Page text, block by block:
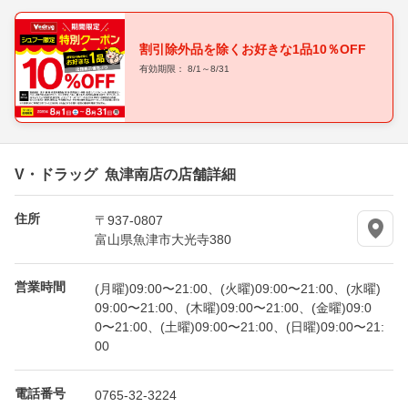
割引除外品を除くお好きな1品10％OFF
有効期限： 8/1～8/31
V・ドラッグ 魚津南店の店舗詳細
住所
〒937-0807
富山県魚津市大光寺380
営業時間
(月曜)09:00〜21:00、(火曜)09:00〜21:00、(水曜)
09:00〜21:00、(木曜)09:00〜21:00、(金曜)09:0
0〜21:00、(土曜)09:00〜21:00、(日曜)09:00〜21:
00
電話番号 0765-32-3224